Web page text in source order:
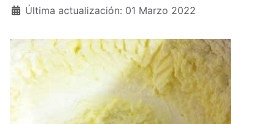
Última actualización: 01 Marzo 2022